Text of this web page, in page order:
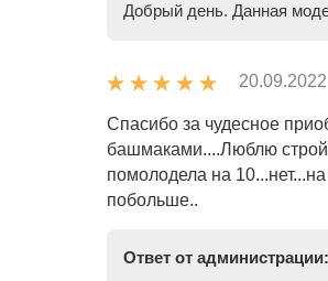
Добрый день. Данная
20.09.2022
Спасибо за чудесное
башмаками....Люблю
помолодела на
побольше..
Ответ от администрации: